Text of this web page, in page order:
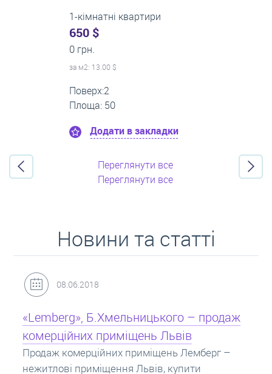
3-кімнатні квартири
0 $
22 000 грн.
за м2: 0.00 $
Поверх:1
Площа: 65
Додати в закладки
Переглянути все
Переглянути все
Новини та статті
31.05.2018
Кредит під заставу нерухомості: іпотека
Іпотека на квартиру – кредит на житло під
заставу нерухомості. Купити в іпотеку – що
потрібно знати? Консультація від Експертів